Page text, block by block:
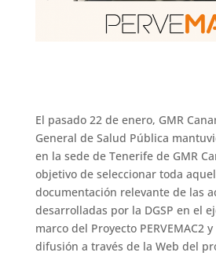
El pasado 22 de enero, GMR
General de Salud Pública
en la sede de Tenerife de GMR
objetivo de seleccionar toda
documentación relevante de las
desarrolladas por la DGSP en el
marco del Proyecto PERVEMAC2
difusión a través de la Web del